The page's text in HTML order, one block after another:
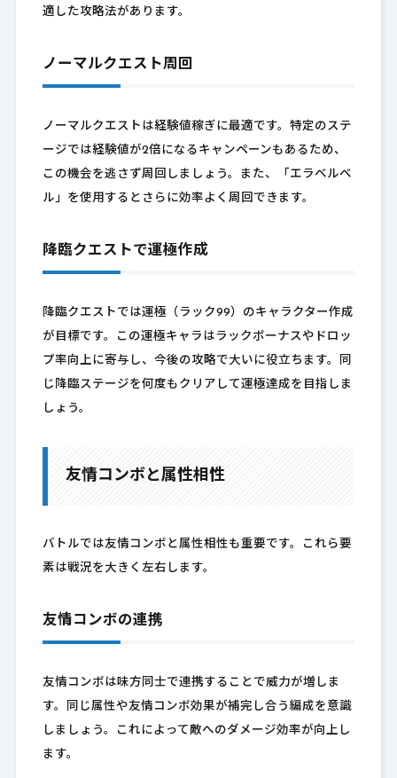
適した攻略法があります。
ノーマルクエスト周回
ノーマルクエストは経験値稼ぎに最適です。特定のステ
ージでは経験値が2倍になるキャンペーンもあるため、
この機会を逃さず周回しましょう。また、「エラベルベ
ル」を使用するとさらに効率よく周回できます。
降臨クエストで運極作成
降臨クエストでは運極（ラック99）のキャラクター作成
が目標です。この運極キャラはラックボーナスやドロッ
プ率向上に寄与し、今後の攻略で大いに役立ちます。同
じ降臨ステージを何度もクリアして運極達成を目指しま
しょう。
友情コンボと属性相性
バトルでは友情コンボと属性相性も重要です。これら要
素は戦況を大きく左右します。
友情コンボの連携
友情コンボは味方同士で連携することで威力が増しま
す。同じ属性や友情コンボ効果が補完し合う編成を意識
しましょう。これによって敵へのダメージ効率が向上し
ます。